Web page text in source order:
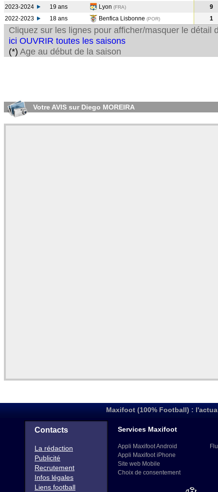
2023-2024
19 ans Lyon (FRA)
9
2022-2023
18 ans Benfica Lisbonne (POR) 1
Cliquez sur les lignes pour afficher/masquer le détail
ici OUVRIR toutes les saisons
(*) Age au début de la saison
Votre AVIS sur Diego MOREIRA
Maxifoot (100% Football) :
Contacts
La rédaction
Publicité
Recrutement
Infos légales
Liens football
Services Maxifoot
Appli Maxifoot Android
Appli Maxifoot iPhone
Site web Mobile
Choix de consentement